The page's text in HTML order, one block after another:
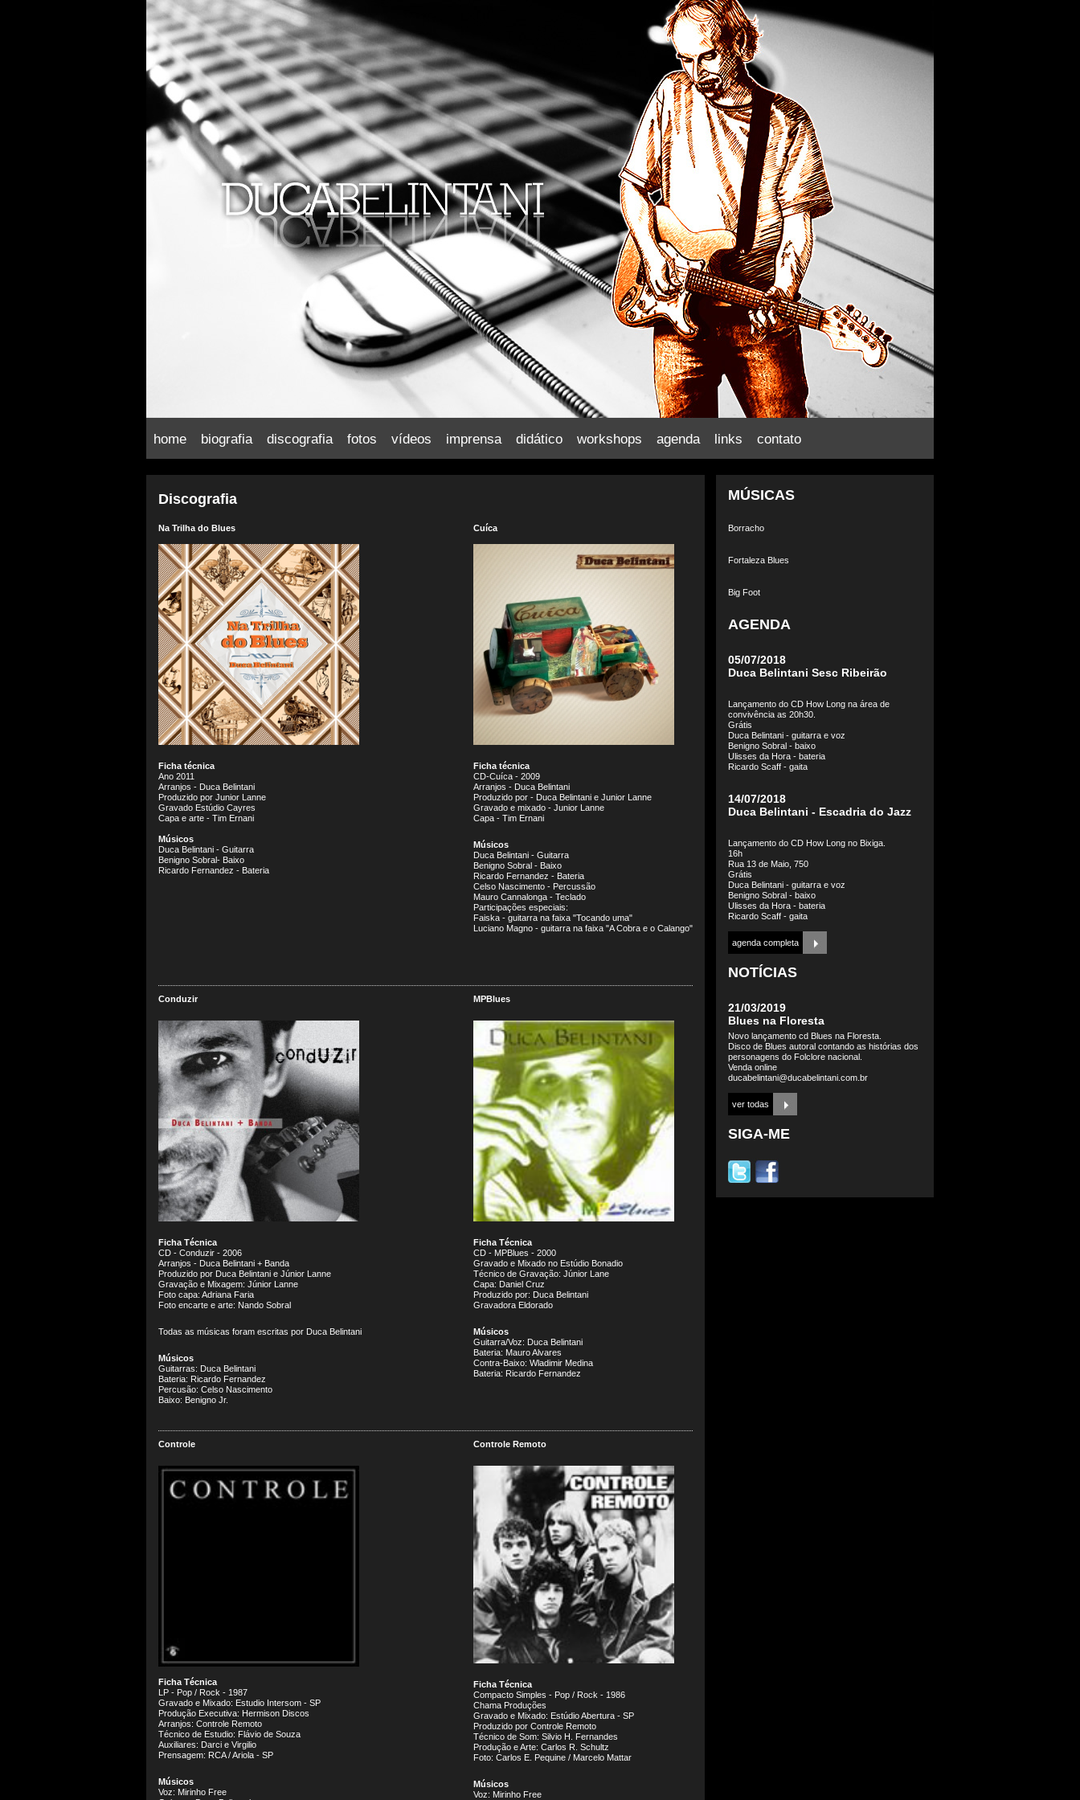
home biografia discografia fotos vídeos imprensa didático workshops agenda links contato
Discografia
Na Trilha do Blues
Ficha técnica
Ano 2011
Arranjos - Duca Belintani
Produzido por Junior Lanne
Gravado Estúdio Cayres
Capa e arte - Tim Ernani
Músicos
Duca Belintani - Guitarra
Benigno Sobral- Baixo
Ricardo Fernandez - Bateria
Cuíca
Ficha técnica
CD-Cuíca - 2009
Arranjos - Duca Belintani
Produzido por - Duca Belintani e Junior Lanne
Gravado e mixado - Junior Lanne
Capa - Tim Ernani
Músicos
Duca Belintani - Guitarra
Benigno Sobral - Baixo
Ricardo Fernandez - Bateria
Celso Nascimento - Percussão
Mauro Cannalonga - Teclado
Participações especiais:
Faiska - guitarra na faixa "Tocando uma"
Luciano Magno - guitarra na faixa "A Cobra e o Calango"
Conduzir
Ficha Técnica
CD - Conduzir - 2006
Arranjos - Duca Belintani + Banda
Produzido por Duca Belintani e Júnior Lanne
Gravação e Mixagem: Júnior Lanne
Foto capa: Adriana Faria
Foto encarte e arte: Nando Sobral
Todas as músicas foram escritas por Duca Belintani
Músicos
Guitarras: Duca Belintani
Bateria: Ricardo Fernandez
Percusão: Celso Nascimento
Baixo: Benigno Jr.
MPBlues
Ficha Técnica
CD - MPBlues - 2000
Gravado e Mixado no Estúdio Bonadio
Técnico de Gravação: Júnior Lane
Capa: Daniel Cruz
Produzido por: Duca Belintani
Gravadora Eldorado
Músicos
Guitarra/Voz: Duca Belintani
Bateria: Mauro Alvares
Contra-Baixo: Wladimir Medina
Bateria: Ricardo Fernandez
Controle
Ficha Técnica
LP - Pop / Rock - 1987
Gravado e Mixado: Estudio Intersom - SP
Produção Executiva: Hermison Discos
Arranjos: Controle Remoto
Técnico de Estudio: Flávio de Souza
Auxiliares: Darci e Virgilio
Prensagem: RCA / Ariola - SP
Músicos
Voz: Mirinho Free
Controle Remoto
Ficha Técnica
Compacto Simples - Pop / Rock - 1986
Chama Produções
Gravado e Mixado: Estúdio Abertura - SP
Produzido por Controle Remoto
Técnico de Som: Silvio H. Fernandes
Produção e Arte: Carlos R. Schultz
Foto: Carlos E. Pequine / Marcelo Mattar
Músicos
Voz: Mirinho Free
MÚSICAS
Borracho
Fortaleza Blues
Big Foot
AGENDA
05/07/2018
Duca Belintani Sesc Ribeirão
Lançamento do CD How Long na área de
convivência as 20h30.
Grátis
Duca Belintani - guitarra e voz
Benigno Sobral - baixo
Ulisses da Hora - bateria
Ricardo Scaff - gaita
14/07/2018
Duca Belintani - Escadria do Jazz
Lançamento do CD How Long no Bixiga.
16h
Rua 13 de Maio, 750
Grátis
Duca Belintani - guitarra e voz
Benigno Sobral - baixo
Ulisses da Hora - bateria
Ricardo Scaff - gaita
agenda completa
NOTÍCIAS
21/03/2019
Blues na Floresta
Novo lançamento cd Blues na Floresta.
Disco de Blues autoral contando as histórias dos
personagens do Folclore nacional.
Venda online
ducabelintani@ducabelintani.com.br
ver todas
SIGA-ME